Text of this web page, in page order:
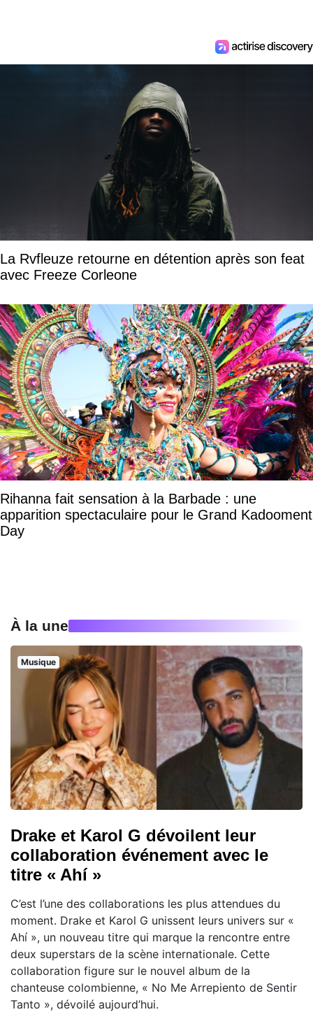
La Rvfleuze retourne en détention après son feat
avec Freeze Corleone
Rihanna fait sensation à la Barbade : une
apparition spectaculaire pour le Grand Kadooment
Day
À la une
Musique
Drake et Karol G dévoilent leur
collaboration événement avec le
titre « Ahí »
C’est l’une des collaborations les plus attendues du
moment. Drake et Karol G unissent leurs univers sur «
Ahí », un nouveau titre qui marque la rencontre entre
deux superstars de la scène internationale. Cette
collaboration figure sur le nouvel album de la
chanteuse colombienne, « No Me Arrepiento de Sentir
Tanto », dévoilé aujourd’hui.